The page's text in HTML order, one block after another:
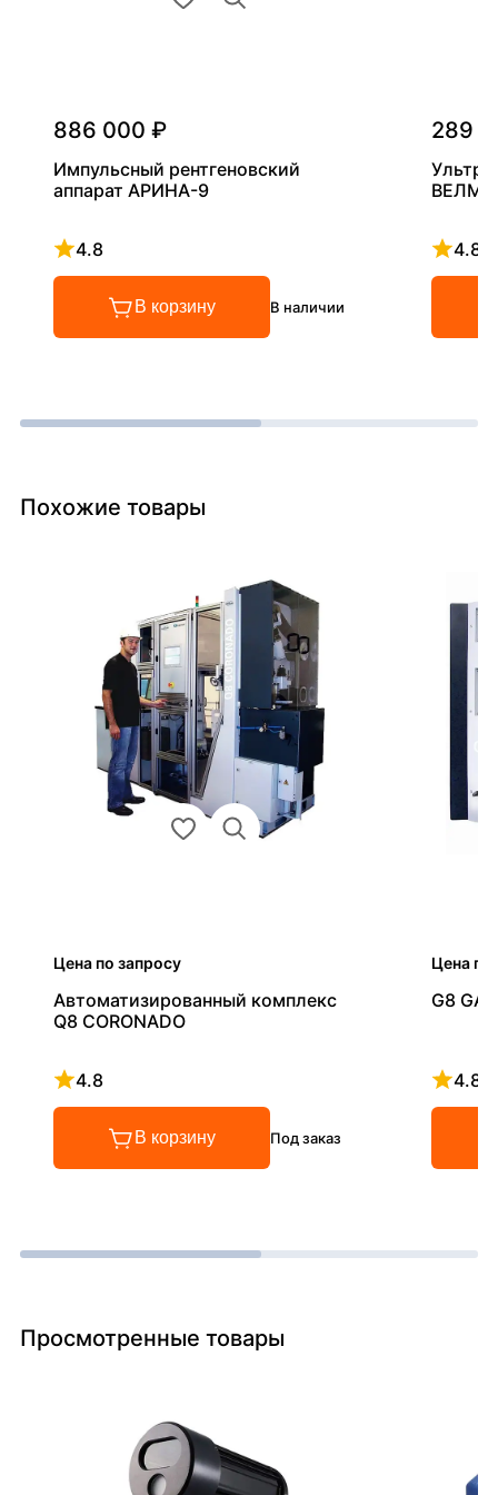
886 000 ₽
Импульсный рентгеновский
аппарат АРИНА-9
4.8
Рейтинг 4.8 из 5
В корзину В наличии
289
4.8
Похожие товары
Цена по запросу
Автоматизированный комплекс
Q8 CORONADO
4.8
Рейтинг 4.8 из 5
В корзину Под заказ
Цена по
G8
4.8
Просмотренные товары